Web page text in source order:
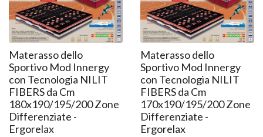
Materasso dello
Sportivo Mod Innergy
con Tecnologia NILIT
FIBERS da Cm
180x190/195/200 Zone
Differenziate -
Ergorelax
Materasso dello
Sportivo Mod Innergy
con Tecnologia NILIT
FIBERS da Cm
170x190/195/200 Zone
Differenziate -
Ergorelax